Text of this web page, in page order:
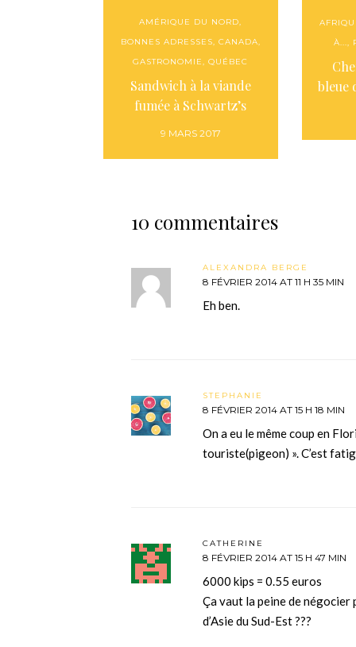
AMÉRIQUE DU NORD,
BONNES ADRESSES, CANADA,
GASTRONOMIE,QUÉBEC
Sandwich à la viande
fumée à Schwartz’s
9 MARS 2017
À...,
bleue
10 commentaires
ALEXANDRA BERGE
8 FÉVRIER 2014 AT 11 H 35 MIN
Eh ben.
STEPHANIE
8 FÉVRIER 2014 AT 15 H 18 MIN
On a eu le même coup en
touriste(pigeon) ». C’est
CATHERINE
8 FÉVRIER 2014 AT 15 H 47 MIN
6000 kips = 0.55 euros
Ça vaut la peine de négocier
d’Asie du Sud-Est ???